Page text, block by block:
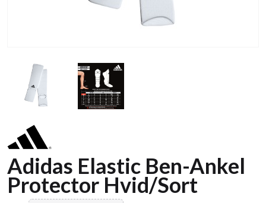
Adidas Elastic Ben-Ankel
Protector Hvid/Sort